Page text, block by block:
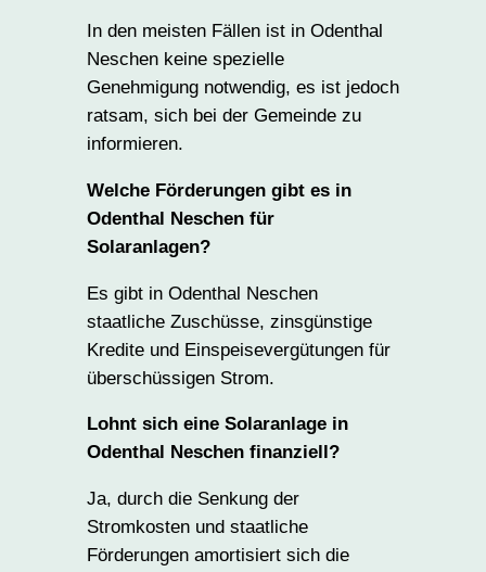
In den meisten Fällen ist in Odenthal
Neschen keine spezielle
Genehmigung notwendig, es ist jedoch
ratsam, sich bei der Gemeinde zu
informieren.
Welche Förderungen gibt es in
Odenthal Neschen für
Solaranlagen?
Es gibt in Odenthal Neschen
staatliche Zuschüsse, zinsgünstige
Kredite und Einspeisevergütungen für
überschüssigen Strom.
Lohnt sich eine Solaranlage in
Odenthal Neschen finanziell?
Ja, durch die Senkung der
Stromkosten und staatliche
Förderungen amortisiert sich die